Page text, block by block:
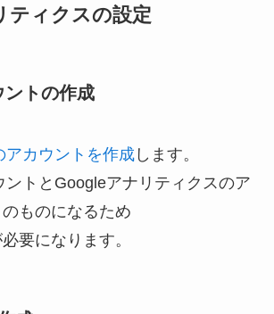
ティクスの設定
トの作成
アカウントを作成します。
ントとGoogleアナリティクスのア
ものになるため
要になります。